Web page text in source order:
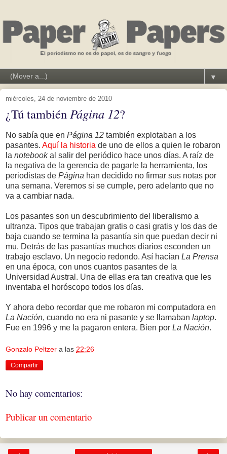
▼
miércoles, 24 de noviembre de 2010
¿Tú tambiénPágina 12?
No sabía que en Página 12 también explotaban a los
pasantes. Aquí la historia de uno de ellos a quien le robaron
la notebookal salir del periódico hace unos días. A raíz de
la negativa de la gerencia de pagarle la herramienta, los
periodistas de Página han decidido no firmar sus notas por
una semana. Veremos si se cumple, pero adelanto que no
va a cambiar nada.
Los pasantes son un descubrimiento del liberalismo a
ultranza. Tipos que trabajan gratis o casi gratis y los das de
baja cuando se termina la pasantía sin que puedan decir ni
mu. Detrás de las pasantías muchos diarios esconden un
trabajo esclavo. Un negocio redondo. Así hacían La Prensa
en una época, con unos cuantos pasantes de la
Universidad Austral. Una de ellas era tan creativa que les
inventaba el horóscopo todos los días.
Y ahora debo recordar que me robaron mi computadora en
La Nación, cuando no era ni pasante y se llamaban laptop.
Fue en 1996 y me la pagaron entera. Bien por La Nación.
Gonzalo Peltzer a las 22:26
Compartir
No hay comentarios:
Publicar un comentario